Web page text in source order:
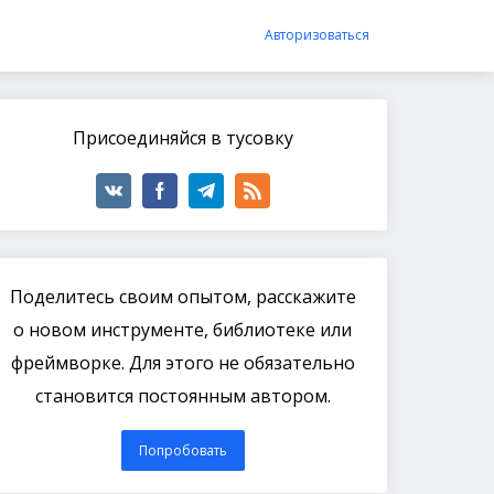
Авторизоваться
Присоединяйся в тусовку
Поделитесь своим опытом, расскажите
о новом инструменте, библиотеке или
фреймворке. Для этого не обязательно
становится постоянным автором.
Попробовать